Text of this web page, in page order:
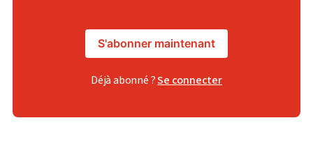
S'abonner maintenant
Déjà abonné ?Se connecter